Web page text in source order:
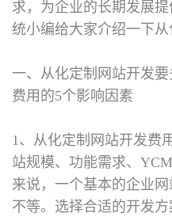
求，为企业的长期发展
统小编给大家介绍一下
一、从化定制网站开发要
费用的5个影响因素
1、从化定制网站开发费
站规模、功能需求、
来说，一个基本的企业
不等。选择合适的开发